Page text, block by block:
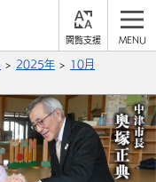
支
白
縮小
2025年
10月